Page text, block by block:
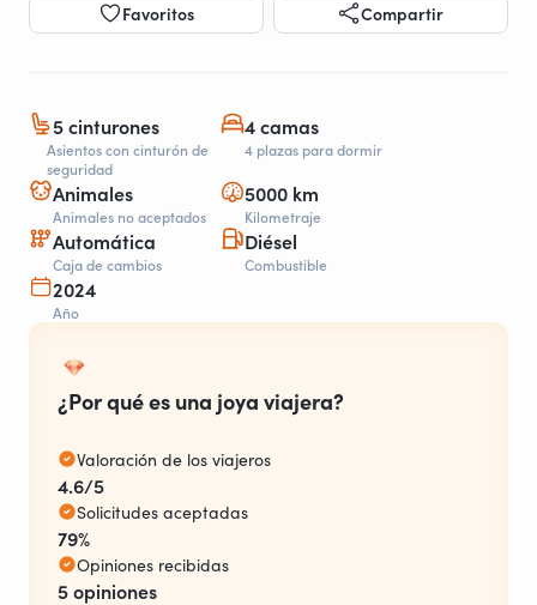
Favoritos Compartir
5 cinturones
Asientos con cinturón de
seguridad
4 camas
4 plazas para dormir
Animales
Animales no aceptados
5000 km
Kilometraje
Automática
Caja de cambios
Diésel
Combustible
2024
Año
¿Por qué es una joya viajera?
Valoración de los viajeros
4.6/5
Solicitudes aceptadas
79%
Opiniones recibidas
5 opiniones